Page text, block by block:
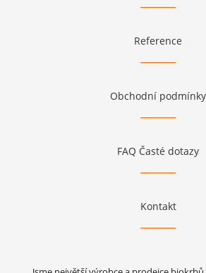
Reference
Obchodní podmínky
FAQ Časté dotazy
Kontakt